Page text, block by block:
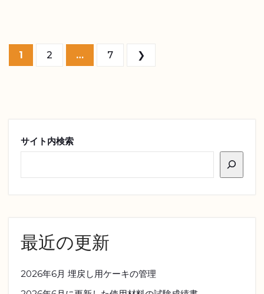
投稿のページ送り
1 2 … 7 ❯
サイト内検索
最近の更新
2026年6月 埋戻し用ケーキの管理